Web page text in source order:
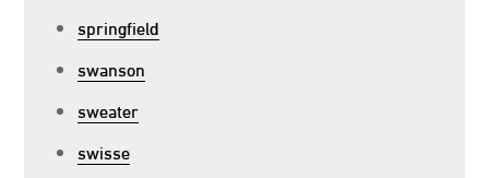
springfield
swanson
sweater
swisse